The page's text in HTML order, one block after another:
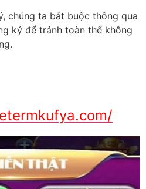
chúng ta bắt buộc thông qua
ký để tránh toàn thể không